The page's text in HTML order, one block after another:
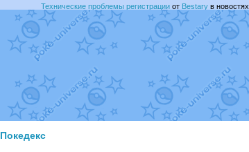
Технические проблемы регистрацииот Bestaryв новостях.
доброе утро славянеот Dakkuв фанарте.
Йолда и МимикьюотMavisNyanCat
в фанарте.
Недовольный котомангуст
отRandomon
в фанарте.
The Dark Wishmakerот Randomon
в фанарте.
в фанарте.
ilovearceus
Raging Boltот GraceDaFox
в фанарте.
Shadow mismagiusот
в фанарте.
художник
отvicavica в фанарте.
Покедекс